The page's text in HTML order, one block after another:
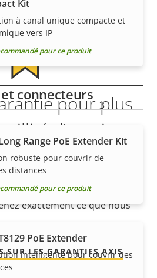
Oui
de
la
3
la
de
pour
Oui
Kit
à canal unique compacte et
vers IP
pour ce produit
connecteurs
Range PoE Extender Kit
robuste pour couvrir de
distances
pour ce produit
PoE Extender
intelligente pour couvrir des
pour plus
d'esprit
de 5 ans offre des années de
et permet de contrôler les
caché dans les petits
exactement ce que nous
SUR LES GARANTIES AXIS